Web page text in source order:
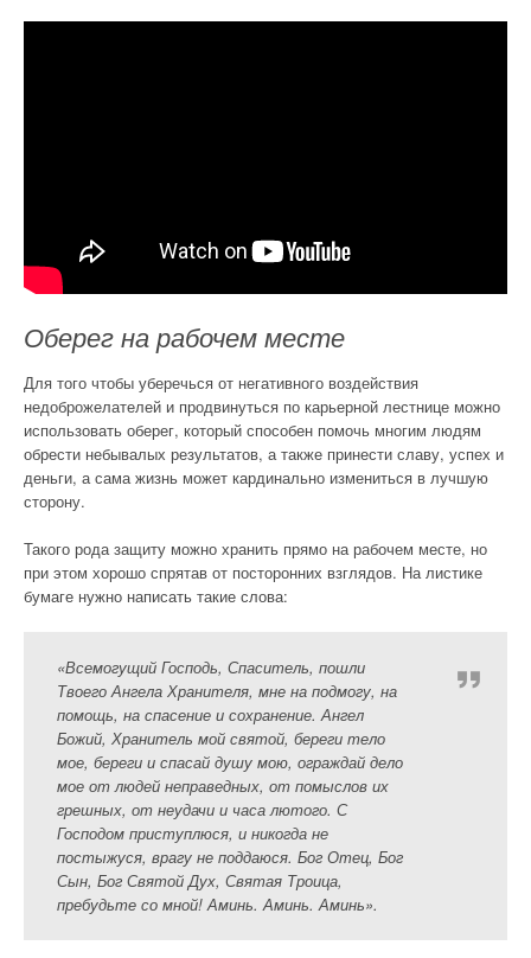
Оберег на рабочем месте
Для того чтобы уберечься от негативного воздействия
недоброжелателей и продвинуться по карьерной лестнице можно
использовать оберег, который способен помочь многим людям
обрести небывалых результатов, а также принести славу, успех и
деньги, а сама жизнь может кардинально измениться в лучшую
сторону.
Такого рода защиту можно хранить прямо на рабочем месте, но
при этом хорошо спрятав от посторонних взглядов. На листике
бумаге нужно написать такие слова:
«Всемогущий Господь, Спаситель, пошли
Твоего Ангела Хранителя, мне на подмогу, на
помощь, на спасение и сохранение. Ангел
Божий, Хранитель мой святой, береги тело
мое, береги и спасай душу мою, ограждай дело
мое от людей неправедных, от помыслов их
грешных, от неудачи и часа лютого. С
Господом приступлюся, и никогда не
постыжуся, врагу не поддаюся. Бог Отец, Бог
Сын, Бог Святой Дух, Святая Троица,
пребудьте со мной! Аминь. Аминь. Аминь».